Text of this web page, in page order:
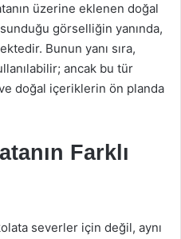
üzerine eklenen doğal
görselliğin yanında,
Bunun yanı sıra,
ancak bu tür
ve doğal içeriklerin ön planda
Farklı
severler için değil, aynı